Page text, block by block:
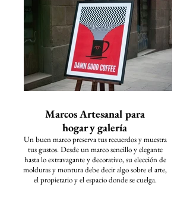
Marcos Artesanal para
hogar y galería
Un buen marco preserva tus recuerdos y muestra
tus gustos. Desde un marco sencillo y elegante
hasta lo extravagante y decorativo, su elección de
molduras y montura debe decir algo sobre el arte,
el propietario y el espacio donde se cuelga.